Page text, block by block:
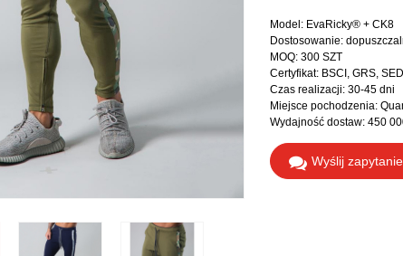
Model: EvaRicky® + CK8
Dostosowanie:
MOQ: 300 SZT
Certyfikat: BSCI, GRS,
Czas realizacji: 30-45 dni
Miejsce pochodzenia:
Wydajność dostaw: 450
Wyślij zapytanie